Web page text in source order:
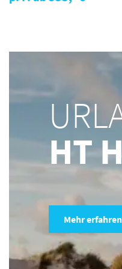
HT
Mehr erfahren